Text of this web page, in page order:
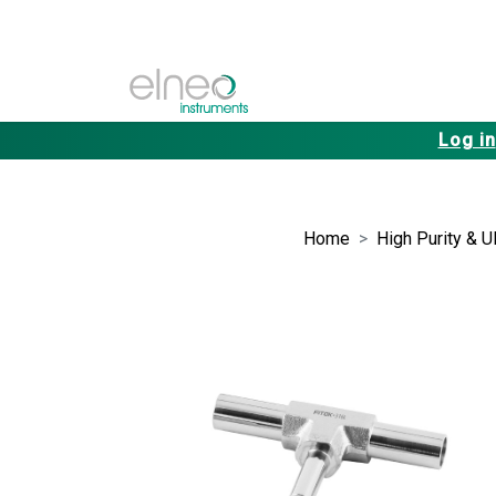
Log in
Home High Purity &